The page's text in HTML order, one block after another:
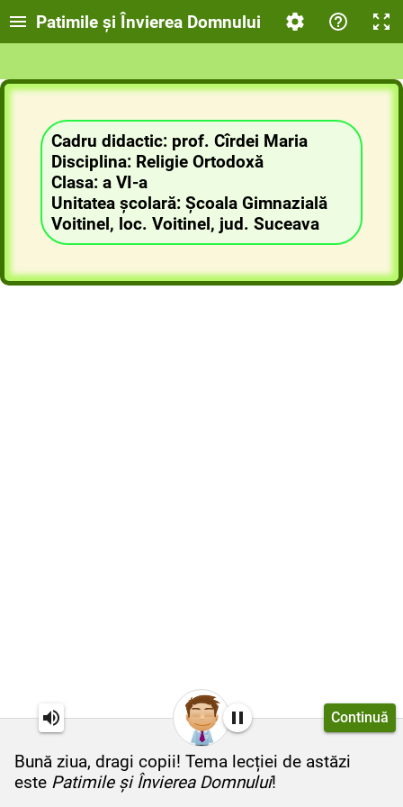
Bună ziua, dragi copii! Tema lecției de astăzi
este Patimile și Învierea Domnului!
Continuă
Patimile și Învierea Domnului
Cadru didactic: prof. Cîrdei Maria
Disciplina: Religie Ortodoxă
Clasa: a VI-a
Unitatea școlară: Școala Gimnazială
Voitinel, loc. Voitinel, jud. Suceava